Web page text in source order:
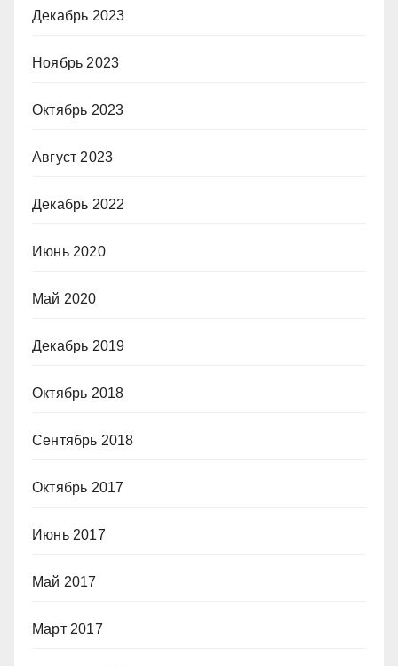
Декабрь 2023
Ноябрь 2023
Октябрь 2023
Август 2023
Декабрь 2022
Июнь 2020
Май 2020
Декабрь 2019
Октябрь 2018
Сентябрь 2018
Октябрь 2017
Июнь 2017
Май 2017
Март 2017